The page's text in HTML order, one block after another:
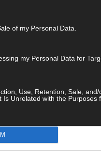
of my Personal Data.
my Personal Data for
Use, Retention, Sale, and/
Is Unrelated with the Purposes